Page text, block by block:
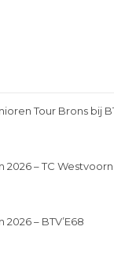
Tour Brons bij
2026 – TC
– BTV’E68